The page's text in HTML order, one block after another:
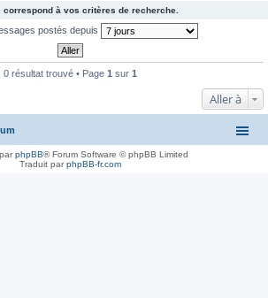
correspond à vos critères de recherche.
postés depuis
0 résultat trouvé • Page 1 sur 1
Aller à
phpBB® Forum Software © phpBB Limited
Traduit parphpBB-fr.com